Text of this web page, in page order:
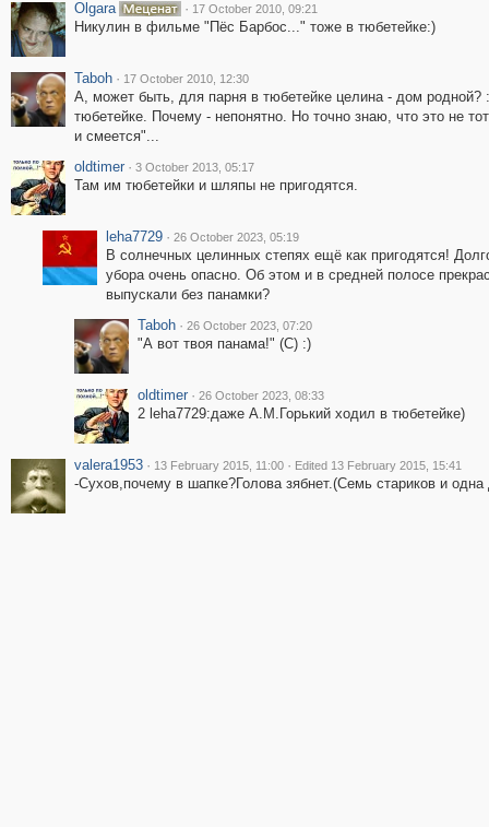
Olgara · 17 October 2010, 09:21
Никулин в фильме "Пёс Барбос..." тоже в тюбетейке:)
Taboh · 17 October 2010, 12:30
А, может быть, для парня в тюбетейке целина - дом
тюбетейке. Почему - непонятно. Но точно знаю, что это не
и смеется"...
oldtimer · 3 October 2013, 05:17
Там им тюбетейки и шляпы не пригодятся.
leha7729 · 26 October 2023, 05:19
В солнечных целинных степях ещё как пригодятся!
убора очень опасно. Об этом и в средней полосе
выпускали без панамки?
Taboh · 26 October 2023, 07:20
"А вот твоя панама!" (С) :)
oldtimer · 26 October 2023, 08:33
2 leha7729:даже А.М.Горький ходил в тюбетейке)
valera1953 · 13 February 2015, 11:00 · Edited 13 February 2015, 15:41
-Сухов,почему в шапке?Голова зябнет.(Семь стариков и